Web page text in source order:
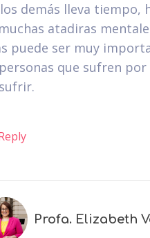
demás lleva tiempo,
atadiras
puede ser muy
que sufren por
Profa. Elizabeth